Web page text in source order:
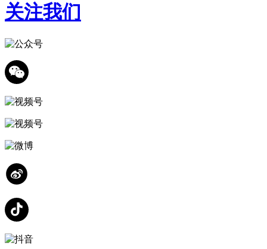
关注我们